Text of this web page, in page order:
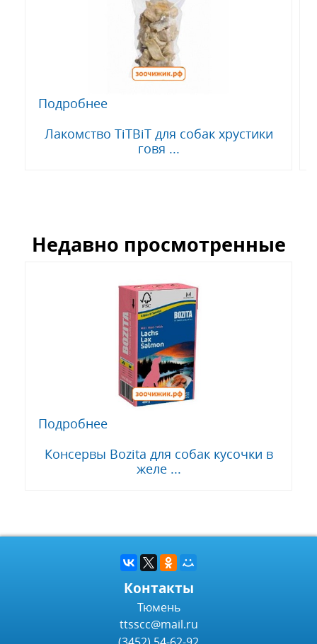
Подробнее
Лакомство TiTBiT для собак хрустики
говя ...
Недавно просмотренные
Подробнее
Консервы Bozita для собак кусочки в
желе ...
Контакты
Тюмень
ttsscc@mail.ru